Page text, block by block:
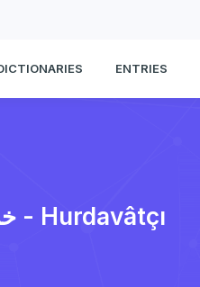
ENTRIES
خردواتجی - Hurdavâtçı